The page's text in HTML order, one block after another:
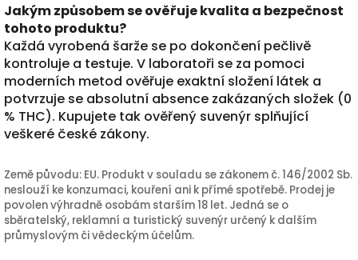
Jakým způsobem se ověřuje kvalita a bezpečnost
tohoto produktu?
Každá vyrobená šarže se po dokončení pečlivě
kontroluje a testuje. V laboratoři se za pomoci
moderních metod ověřuje exaktní složení látek a
potvrzuje se absolutní absence zakázaných složek (0
% THC). Kupujete tak ověřený suvenýr splňující
veškeré české zákony.
Země původu: EU. Produkt v souladu se zákonem č. 146/2002 Sb.
neslouží ke konzumaci, kouření ani k přímé spotřebě. Prodej je
povolen výhradně osobám starším 18 let. Jedná se o
sběratelský, reklamní a turistický suvenýr určený k dalším
průmyslovým či vědeckým účelům.